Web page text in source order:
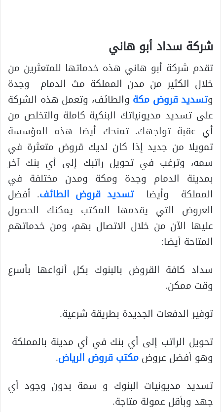
شركة سداد أبو هاني
تقدم شركة أبو هاني هذه خدماتها للمتعثرين من
خلال الكثير من مدن المملكة مث الدمام وجدة
وتسديد قروض مكة والطائف، وتعمل هذه الشركة
على تسديد مديونياتك البنكية كاملة والتخلص من
أي عقبة تواجهك. تمنحك أيضا هذه المؤسسة
تمويلا من جديد إذا كان لديك قروض متعثرة في
سمه، وترغب في تحويل راتبك إلى أي بنك آخر
بمدينة الدمام وجدة ومكة ومدن مختلفة في
المملكة وأيضاتسديد قروض الطائف. أفضل
العروض التي يقدمها المكتب يمكنك الحصول
عليها الآن من خلال الاتصال بهم، ومن خدماتهم
المتاحة أيضا:
سداد كافة القروض بالبنوك بكل أنواعها بأسرع
وقت ممكن.
توفير الدفعات الجديدة بطريقة شرعية.
تحويل الراتب إلى أي بنك في أي مدينة بالمملكة
وهو أفضل عروضمكتب قروض الرياض.
تسديد مديونيات البنوك و سمة بدون وجود أي
جهد وبأقل عمولة متاجة.